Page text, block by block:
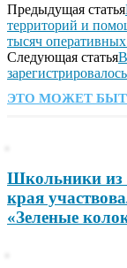
Предыдущая статья
территорий и
тысяч
Следующая статья
ЭТО МОЖЕТ
Школьники из
края
«Зеленые